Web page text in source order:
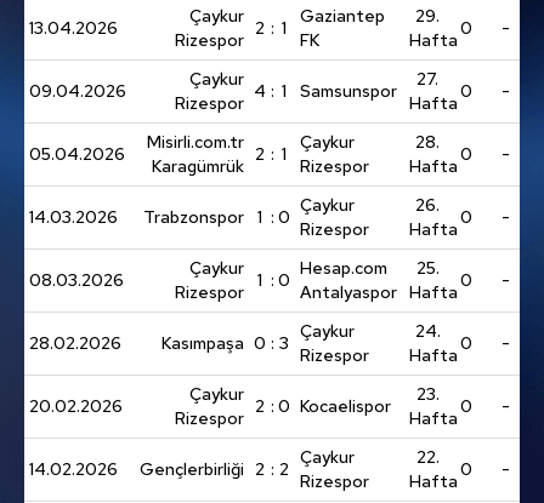
kullanılmaktadır. Diğer çerezler, sitemizin daha işlevsel
kılınması ve kişiselleştirilmesi ve sizlere yönelik
reklam/pazarlama faaliyetlerinin yapılması, amaçlarıyla
sınırlı olarak açık rızanız dahilinde kullanılacaktır.
Çerezlere ilişkin tercihlerinizi aşağıda yer alan panel
vasıtasıyla belirleyebilirsiniz. Çerezlere ilişkin detaylı bilgi
için Ayarlar butonuna tıklayabilir,Çerez Bilgilendirme
ziyaret edebilirsiniz.
6698 sayılı Kişisel Verilerin Korunması Kanunu uyarınca
hazırlanmış Aydınlatma Metnimizi okumak ve sitemizde
ilgili mevzuata uygun olarak kullanılan çerezlerle ilgili bilgi
almak için lütfen
tıklayınız
13.04.2026
Çaykur
Rizespor
2 : 1
Gaziantep
FK
29.
Hafta
0 -
09.04.2026
Çaykur
Rizespor
4 : 1 Samsunspor
27.
Hafta
0 -
05.04.2026
Misirli.com.tr
Karagümrük
2 : 1
Çaykur
Rizespor
28.
Hafta
0 -
14.03.2026 Trabzonspor 1 : 0
Çaykur
Rizespor
26.
Hafta
0 -
08.03.2026
Çaykur
Rizespor
1 : 0
Hesap.com
Antalyaspor
25.
Hafta
0 -
28.02.2026 Kasımpaşa 0 : 3
Çaykur
Rizespor
24.
Hafta
0 -
20.02.2026
Çaykur
Rizespor
2 : 0 Kocaelispor
23.
Hafta
0 -
14.02.2026 Gençlerbirliği 2 : 2
Çaykur
Rizespor
22.
Hafta
0 -